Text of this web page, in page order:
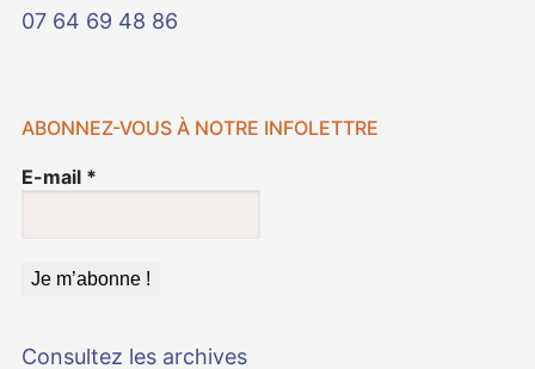
07 64 69 48 86
ABONNEZ-VOUS À NOTRE INFOLETTRE
E-mail *
Consultez les archives